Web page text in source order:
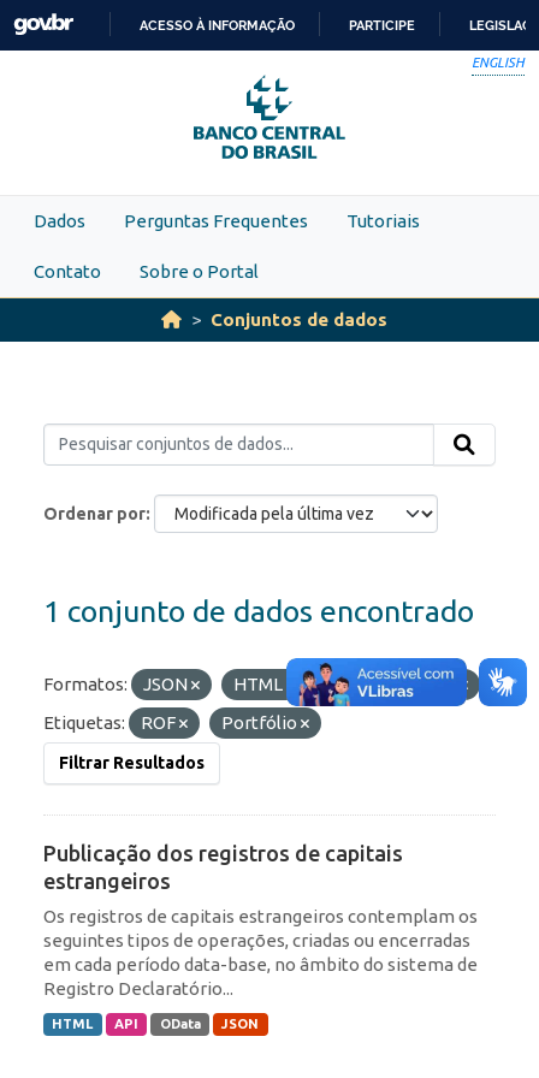
Skip to main content
PARA
O
CONTEÚDO
ACESSO À INFORMAÇÃO PARTICIPE
ENGLISH
Dados Perguntas Frequentes Tutoriais
Contato Sobre o Portal
Conjuntos de dados
Ordenar por
1 conjunto de dados encontrado
Formatos: JSON HTML OData
API
Etiquetas:
ROF Portfólio
Filtrar Resultados
Publicação dos registros de capitais
estrangeiros
Os registros de capitais estrangeiros contemplam os
seguintes tipos de operações, criadas ou encerradas
em cada período data-base, no âmbito do sistema de
Registro Declaratório...
HTML API OData JSON